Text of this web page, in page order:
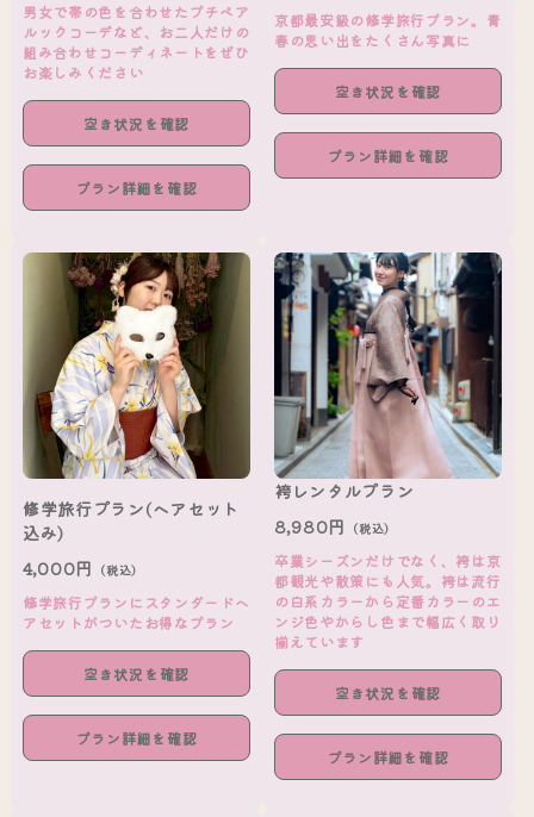
男女で帯の色を合わせたプチペア
ルックコーデなど、お二人だけの
組み合わせコーディネートをぜひ
お楽しみください
空き状況を確認
プラン詳細を確認
京都最安級の修学旅行プラン。青
春の思い出をたくさん写真に
空き状況を確認
プラン詳細を確認
修学旅行プラン(ヘアセット
込み)
4,000円 （税込）
修学旅行プランにスタンダードヘ
アセットがついたお得なプラン
空き状況を確認
プラン詳細を確認
袴レンタルプラン
8,980円 （税込）
卒業シーズンだけでなく、袴は京
都観光や散策にも人気。袴は流行
の白系カラーから定番カラーのエ
ンジ色やからし色まで幅広く取り
揃えています
空き状況を確認
プラン詳細を確認